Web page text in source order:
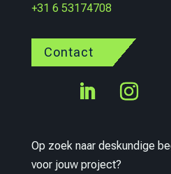
+31 6 53174708
Contact
Op zoek naar deskundige
voor jouw project?